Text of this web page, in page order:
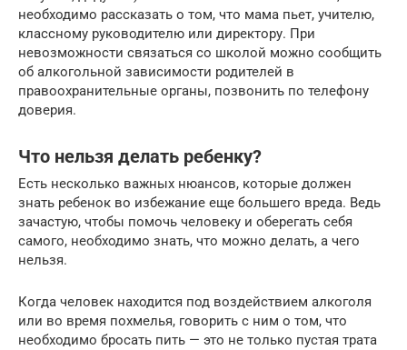
необходимо рассказать о том, что мама пьет, учителю,
классному руководителю или директору. При
невозможности связаться со школой можно сообщить
об алкогольной зависимости родителей в
правоохранительные органы, позвонить по телефону
доверия.
Что нельзя делать ребенку?
Есть несколько важных нюансов, которые должен
знать ребенок во избежание еще большего вреда. Ведь
зачастую, чтобы помочь человеку и оберегать себя
самого, необходимо знать, что можно делать, а чего
нельзя.
Когда человек находится под воздействием алкоголя
или во время похмелья, говорить с ним о том, что
необходимо бросать пить — это не только пустая трата